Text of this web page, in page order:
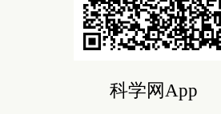
科学网App